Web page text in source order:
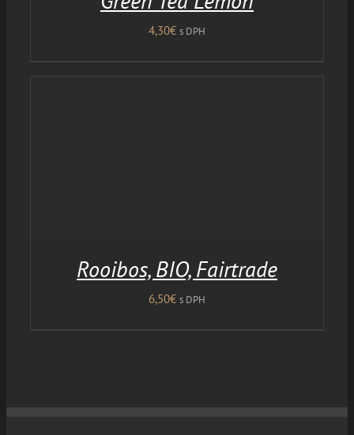
4,30€ s DPH
Rooibos, BIO, Fairtrade
6,50€ s DPH